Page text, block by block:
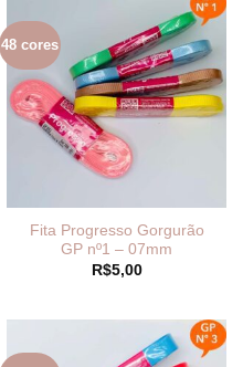
48 cores
Fita Progresso Gorgurão
GP nº1 – 07mm
R$5,00